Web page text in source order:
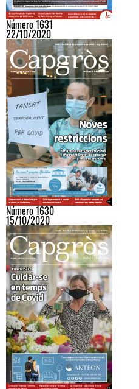
Número 1631
22/10/2020
Número 1630
15/10/2020